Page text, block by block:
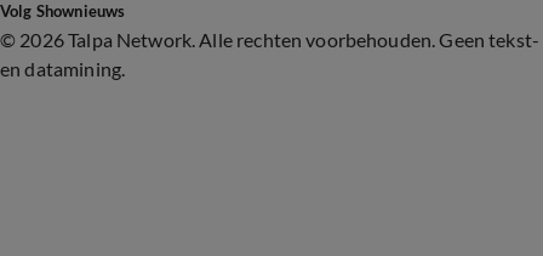
Volg Shownieuws
© 2026 Talpa Network. Alle rechten voorbehouden. Geen tekst-
en datamining.